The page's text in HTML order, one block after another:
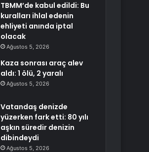
TBMM’de kabul edildi: Bu
kuralları ihlal edenin
ehliyeti anında iptal
olacak
Ağustos 5, 2026
Kaza sonrası araç alev
aldı: 1 ölü, 2 yaralı
Ağustos 5, 2026
Vatandaş denizde
yüzerken fark etti: 80 yılı
aşkın süredir denizin
dibindeydi
Ağustos 5, 2026